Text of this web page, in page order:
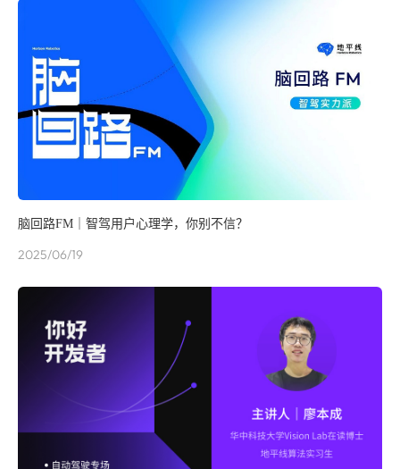
脑回路FM｜智驾用户心理学，你别不信？
2025/06/19